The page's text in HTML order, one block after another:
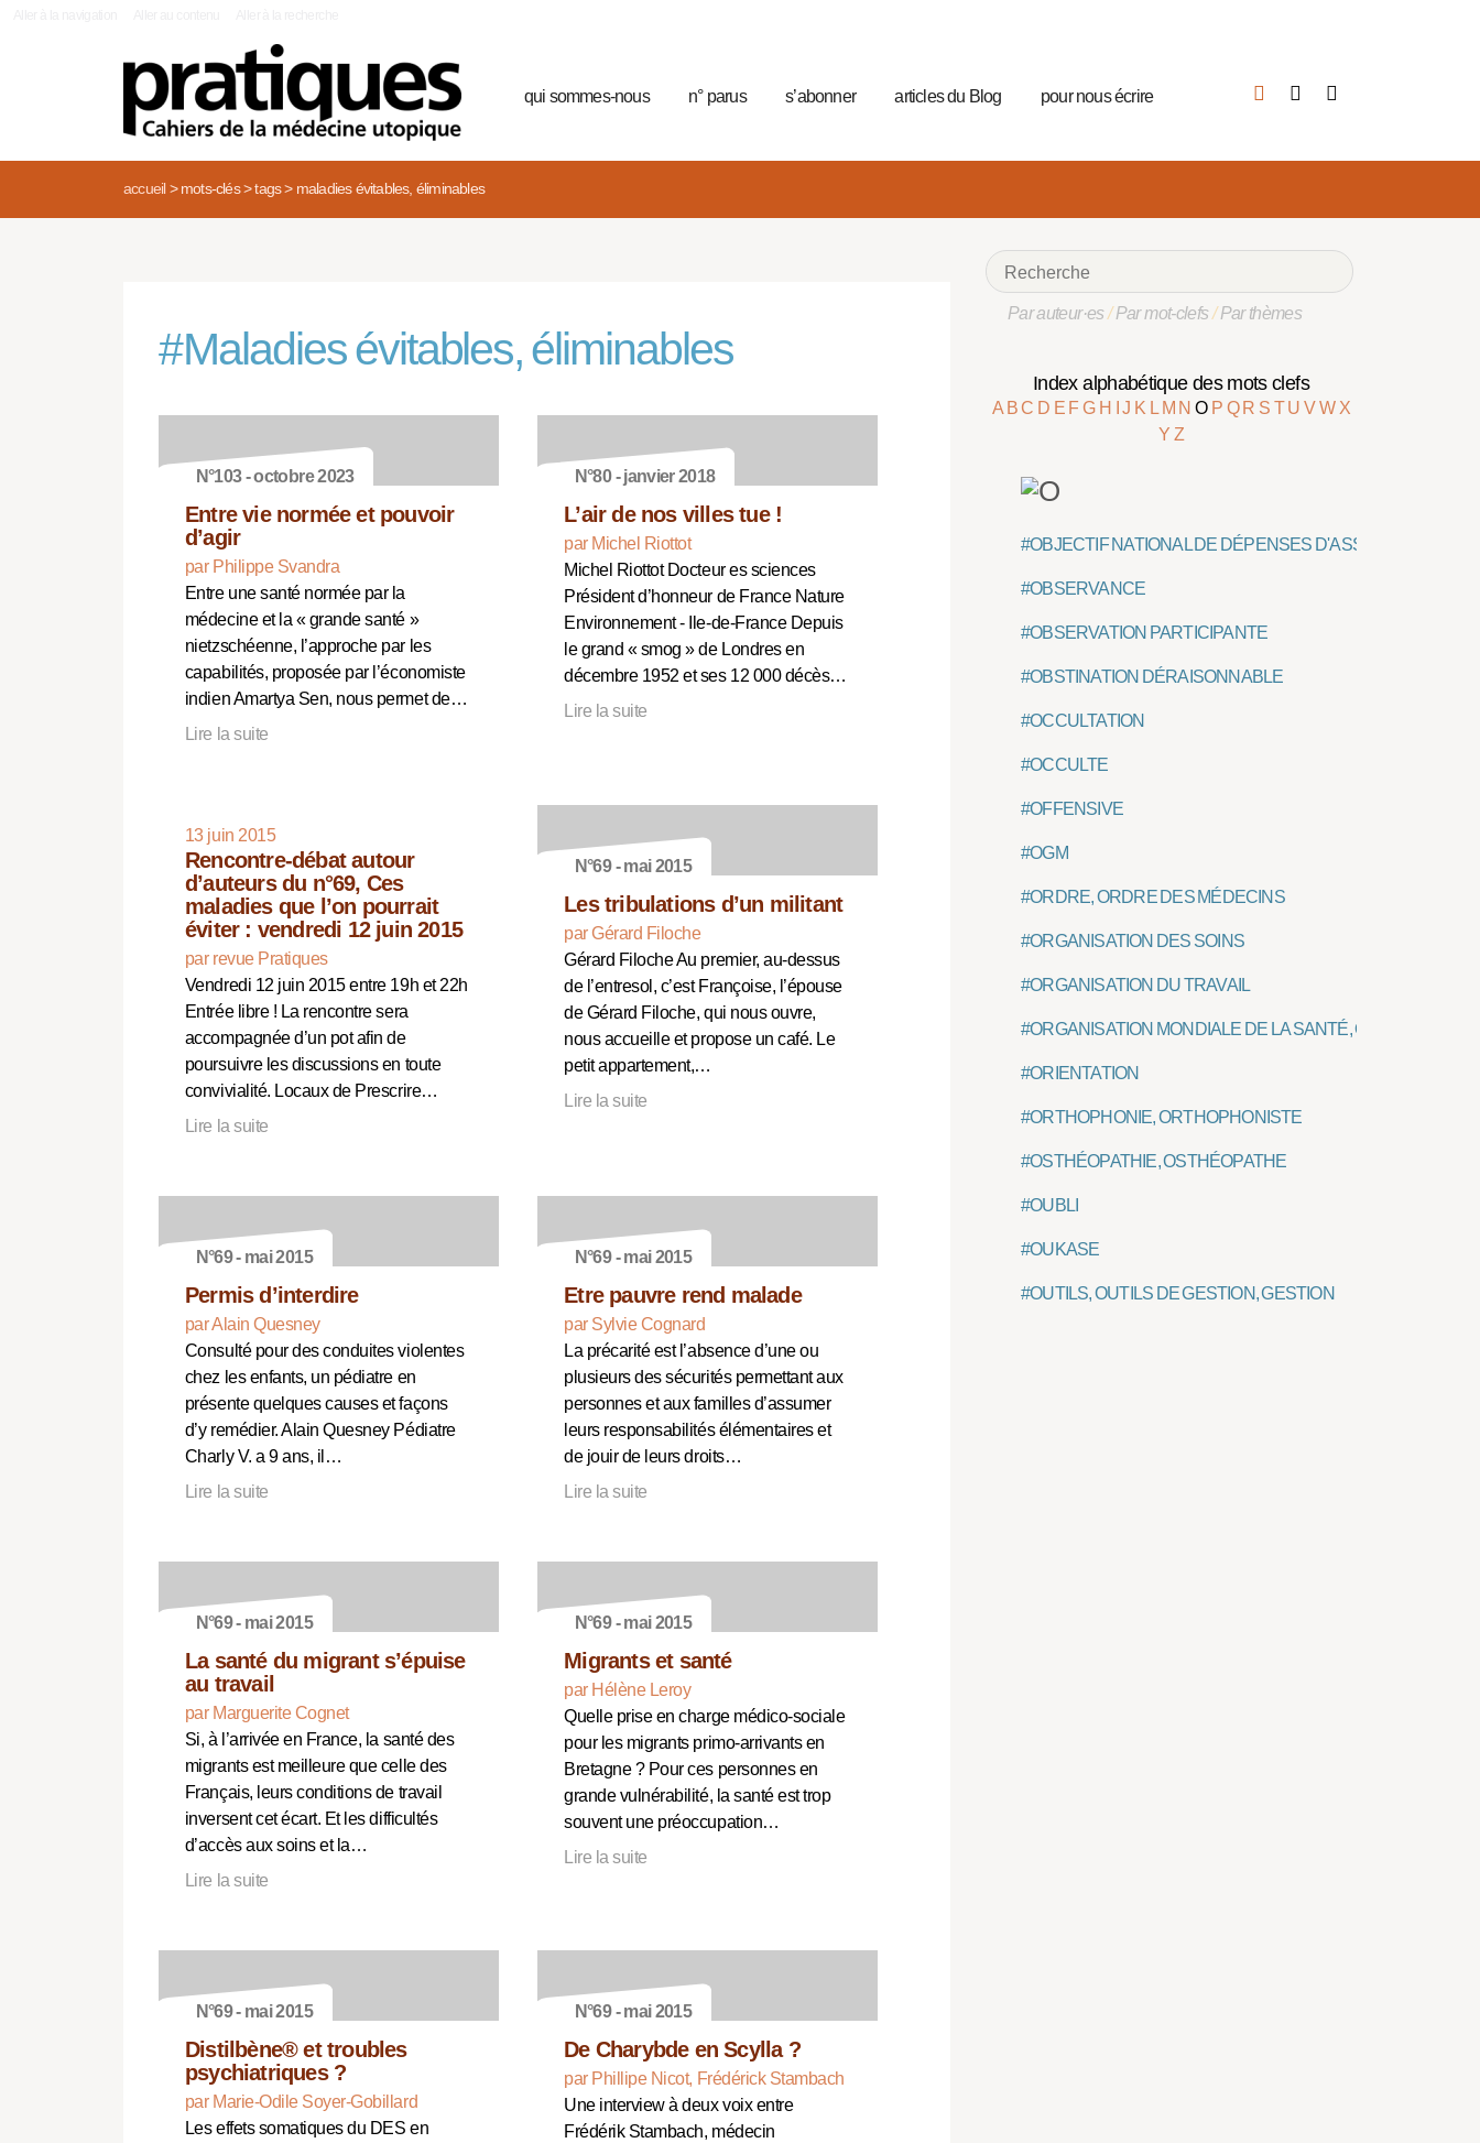
qui sommes-nous n° parus s’abonner articles du Blog pour nous écrire
accueil> mots-clés> tags> maladies évitables, éliminables
#Maladies évitables, éliminables
N°103 - octobre 2023
Entre vie normée et pouvoir
d’agir
par Philippe Svandra
Entre une santé normée par la
médecine et la « grande santé »
nietzschéenne, l’approche par les
capabilités, proposée par l’économiste
indien Amartya Sen, nous permet de…
Lire la suite
N°80 - janvier 2018
L’air de nos villes tue !
par Michel Riottot
Michel Riottot Docteur es sciences
Président d’honneur de France Nature
Environnement - Ile-de-France Depuis
le grand « smog » de Londres en
décembre 1952 et ses 12 000 décès…
Lire la suite
13 juin 2015
Rencontre-débat autour
d’auteurs du n°69, Ces
maladies que l’on pourrait
éviter : vendredi 12 juin 2015
par revue Pratiques
Vendredi 12 juin 2015 entre 19h et 22h
Entrée libre ! La rencontre sera
accompagnée d’un pot afin de
poursuivre les discussions en toute
convivialité. Locaux de Prescrire…
Lire la suite
N°69 - mai 2015
Les tribulations d’un militant
par Gérard Filoche
Gérard Filoche Au premier, au-dessus
de l’entresol, c’est Françoise, l’épouse
de Gérard Filoche, qui nous ouvre,
nous accueille et propose un café. Le
petit appartement,…
Lire la suite
N°69 - mai 2015
Permis d’interdire
par Alain Quesney
Consulté pour des conduites violentes
chez les enfants, un pédiatre en
présente quelques causes et façons
d’y remédier. Alain Quesney Pédiatre
Charly V. a 9 ans, il…
Lire la suite
N°69 - mai 2015
Etre pauvre rend malade
par Sylvie Cognard
La précarité est l’absence d’une ou
plusieurs des sécurités permettant aux
personnes et aux familles d’assumer
leurs responsabilités élémentaires et
de jouir de leurs droits…
Lire la suite
N°69 - mai 2015
La santé du migrant s’épuise
au travail
par Marguerite Cognet
Si, à l’arrivée en France, la santé des
migrants est meilleure que celle des
Français, leurs conditions de travail
inversent cet écart. Et les difficultés
d’accès aux soins et la…
Lire la suite
N°69 - mai 2015
Migrants et santé
par Hélène Leroy
Quelle prise en charge médico-sociale
pour les migrants primo-arrivants en
Bretagne ? Pour ces personnes en
grande vulnérabilité, la santé est trop
souvent une préoccupation…
Lire la suite
N°69 - mai 2015
Distilbène® et troubles
psychiatriques ?
par Marie-Odile Soyer-Gobillard
Les effets somatiques du DES en
N°69 - mai 2015
De Charybde en Scylla ?
par Phillipe Nicot, Frédérick Stambach
Une interview à deux voix entre
Frédérik Stambach, médecin
Par auteur·es/Par mot-clefs/Par thèmes
Index alphabétique des mots clefs
A BC D E FG H IJ K L M NO P Q R S TUVW X
Y Z
#OBJECTIF NATIONAL DE DÉPENSES D'ASSURANCE
#OBSERVANCE
#OBSERVATION PARTICIPANTE
#OBSTINATION DÉRAISONNABLE
#OCCULTATION
#OCCULTE
#OFFENSIVE
#OGM
#ORDRE, ORDRE DES MÉDECINS
#ORGANISATION DES SOINS
#ORGANISATION DU TRAVAIL
#ORGANISATION MONDIALE DE LA SANTÉ, OMS
#ORIENTATION
#ORTHOPHONIE, ORTHOPHONISTE
#OSTHÉOPATHIE, OSTHÉOPATHE
#OUBLI
#OUKASE
#OUTILS, OUTILS DE GESTION, GESTION